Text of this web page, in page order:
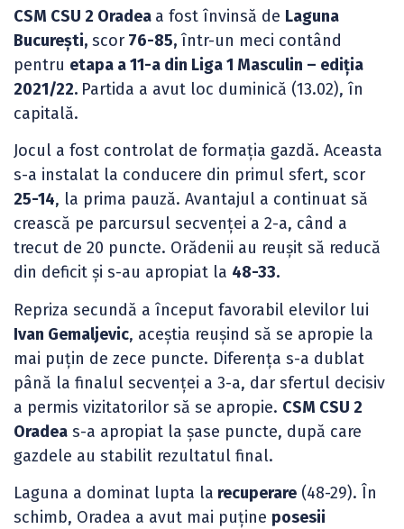
CSM CSU 2 Oradea a fost învinsă de Laguna
București, scor 76-85, într-un meci contând
pentru etapa a 11-a din Liga 1 Masculin – ediția
2021/22. Partida a avut loc duminică (13.02), în
capitală.
Jocul a fost controlat de formația gazdă. Aceasta
s-a instalat la conducere din primul sfert, scor
25-14, la prima pauză. Avantajul a continuat să
crească pe parcursul secvenței a 2-a, când a
trecut de 20 puncte. Orădenii au reușit să reducă
din deficit și s-au apropiat la 48-33.
Repriza secundă a început favorabil elevilor lui
Ivan Gemaljevic, aceștia reușind să se apropie la
mai puțin de zece puncte. Diferența s-a dublat
până la finalul secvenței a 3-a, dar sfertul decisiv
a permis vizitatorilor să se apropie. CSM CSU 2
Oradea s-a apropiat la șase puncte, după care
gazdele au stabilit rezultatul final.
Laguna a dominat lupta la recuperare (48-29). În
schimb, Oradea a avut mai puține posesii